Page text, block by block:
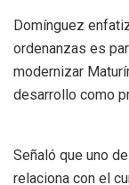
Domínguez
ordenanzas es
modernizar
desarrollo como
Señaló que uno
relaciona con el